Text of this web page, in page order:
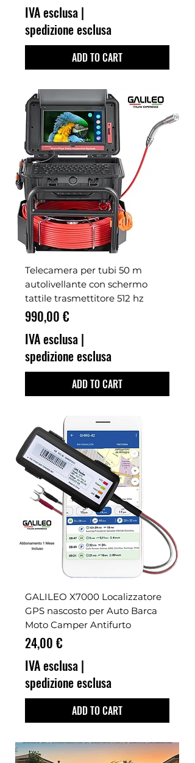
IVA esclusa |
spedizione esclusa
ADD TO CART
Telecamera per tubi 50 m
autolivellante con schermo
tattile trasmettitore 512 hz
Prezzo
990,00 €
IVA esclusa |
spedizione esclusa
ADD TO CART
GALILEO X7000 Localizzatore
GPS nascosto per Auto Barca
Moto Camper Antifurto
Prezzo
24,00 €
IVA esclusa |
spedizione esclusa
ADD TO CART